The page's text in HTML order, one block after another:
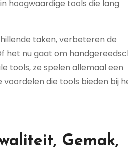
hoogwaardige tools die lang
taken, verbeteren de
het nu gaat om
tools, ze spelen allemaal een
voordelen die tools bieden bij
Gemak,